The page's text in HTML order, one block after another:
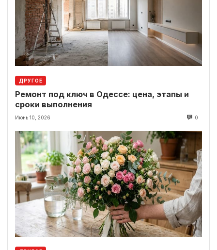
ДРУГОЕ
Ремонт под ключ в Одессе: цена, этапы и
сроки выполнения
Июнь 10, 2026 0